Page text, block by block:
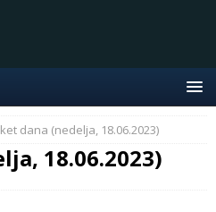
dana (nedelja, 18.06.2023)
18.06.2023)